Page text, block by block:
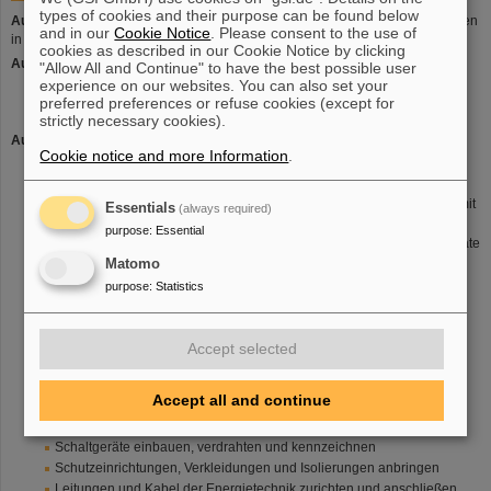
Ausbildungszeit:Die Ausbildungszeit beträgt 3 ½ Jahre. Bei guten Leistungen
in Schule und im Betrieb ist eine Verkürzung der Ausbildungszeit möglich.
Ausbildungsort:
Betrieb (Ausbildungswerkstatt und diverse Fachbereiche)
Berufsschule (Heinrich-Emanuel-Merck-Schule)
Ausbildungsinhalte:
Baugruppen demontieren und montieren sowie Teile durch
mechanische Bearbeitung anpassen
Leitungen auswählen und zurichten sowie Baugruppen und Geräte mit
unterschiedlichen Anschlusstechniken verbinden
elektrische Geräte herstellen oder elektrische Anlagen errichten, Geräte
oder Anlagen in Betrieb nehmen
Messverfahren und Messgeräte auswählen
Steuerschaltungen analysieren
Signale verfolgen und an Schnittstellen prüfen
Steuerungen und Regelungen hinsichtlich ihrer Funktion prüfen und
Schaltgeräte einbauen, verdrahten und kennzeichnen
Schutzeinrichtungen, Verkleidungen und Isolierungen anbringen
types of cookies and their purpose can be found below
and in ourCookie Notice . Please consent to the use of
cookies as described in our Cookie Notice by clicking
"Allow All and Continue" to have the best possible user
experience on our websites. You can also set your
preferred preferences or refuse cookies (except for
strictly necessary cookies).
Cookie notice and more Information
Essentials (always required)
purpose: Essential
Matomo
purpose: Statistics
Accept selected
Accept all and continue